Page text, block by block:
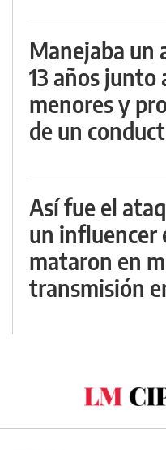
Manejaba un
13 años junto
menores y
de un
Así fue el
un influencer
mataron en
transmisión